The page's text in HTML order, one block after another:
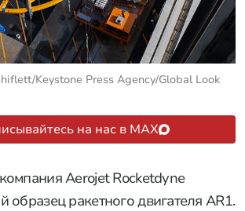
Keystone Press Agency/Global Look
на нас в MAX
Aerojet Rocketdyne
образец ракетного двигателя AR1.